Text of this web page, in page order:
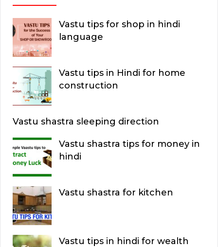
Vastu tips for shop in hindi
language
Vastu tips in Hindi for home
construction
Vastu shastra sleeping direction
Vastu shastra tips for money in
hindi
Vastu shastra for kitchen
Vastu tips in hindi for wealth